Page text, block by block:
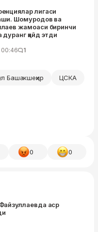
лигаси
Шомуродов ва
жамоаси биринчи
қайд этди
00:46 1
Башакшеҳир ЦСКА
0 0
аср